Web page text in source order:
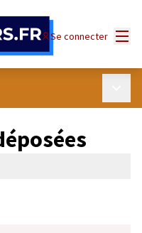
Se connecter